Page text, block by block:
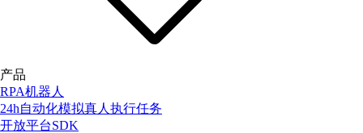
产品
RPA机器人
24h自动化模拟真人执行任务
开放平台SDK